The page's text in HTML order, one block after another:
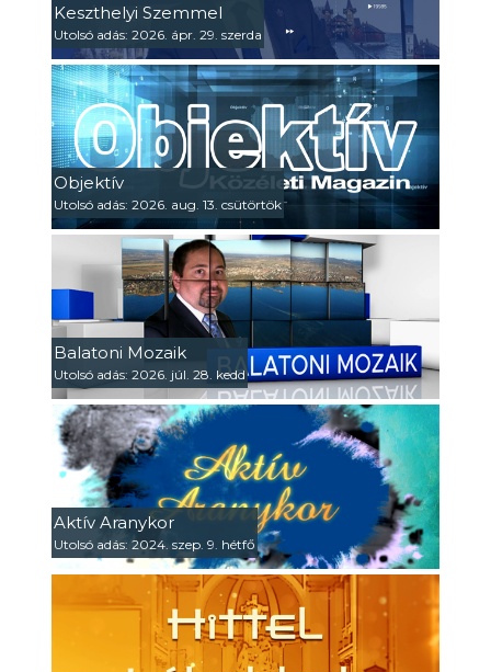
Keszthelyi Szemmel
Utolsó adás: 2026. ápr. 29. szerda
Objektív
Utolsó adás: 2026. aug. 13. csütörtök
Balatoni Mozaik
Utolsó adás: 2026. júl. 28. kedd
Aktív Aranykor
Utolsó adás: 2024. szep. 9. hétfő